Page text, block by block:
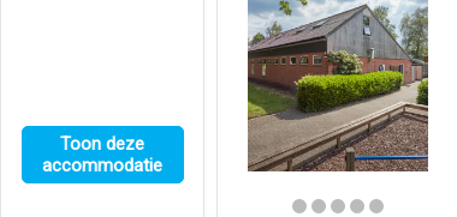
Toon deze
accommodatie